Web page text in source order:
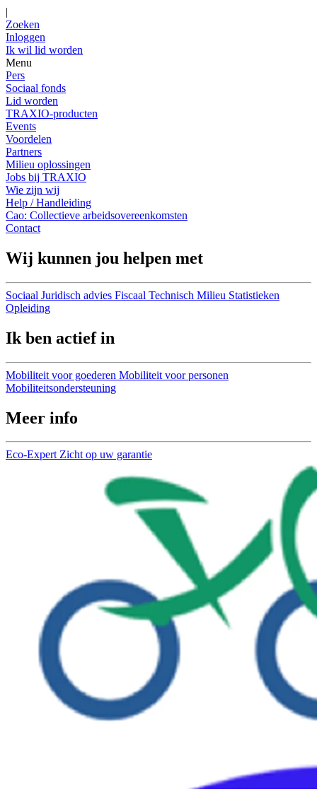
|
Zoeken
Inloggen
Ik wil lid worden
Menu
Pers
Sociaal fonds
Lid worden
TRAXIO-producten
Events
Voordelen
Partners
Milieu oplossingen
Jobs bij TRAXIO
Wie zijn wij
Help / Handleiding
Cao: Collectieve arbeidsovereenkomsten
Contact
Wij kunnen jou helpen met
Sociaal Juridisch advies Fiscaal Technisch Milieu Statistieken
Opleiding
Ik ben actief in
Mobiliteit voor goederen Mobiliteit voor personen
Mobiliteitsondersteuning
Meer info
Eco-Expert Zicht op uw garantie